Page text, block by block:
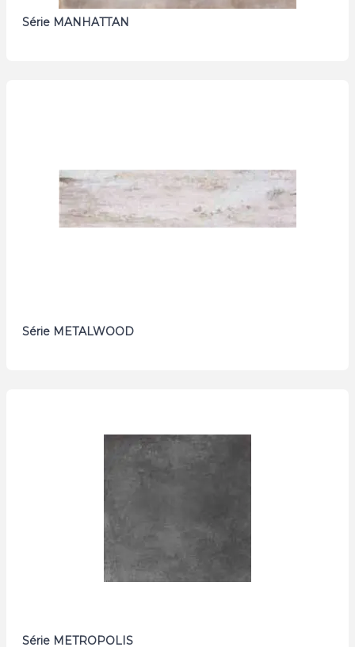
Série MANHATTAN
Série METALWOOD
Série METROPOLIS